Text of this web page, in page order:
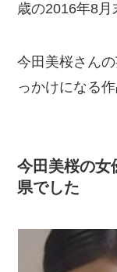
歳の2016年8月
今田美桜さん
っかけになる
今田美桜の女
県でした